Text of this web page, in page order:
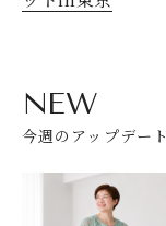
NEW
今週のアップデート